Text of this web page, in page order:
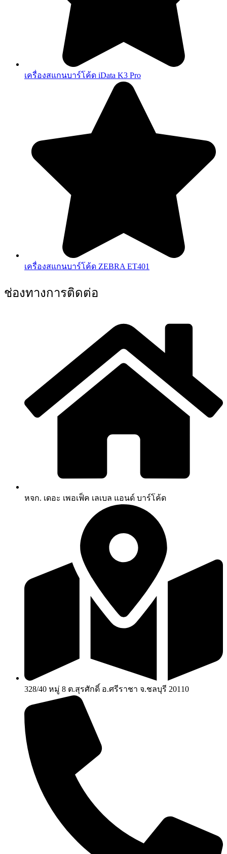
เครื่องสแกนบาร์โค้ด iData K3 Pro
เครื่องสแกนบาร์โค้ด ZEBRA ET401
ช่องทางการติดต่อ
หจก. เดอะ เพอเฟ็ค เลเบล แอนด์ บาร์โค้ด
328/40 หมู่ 8 ต.สุรศักดิ์ อ.ศรีราชา จ.ชลบุรี 20110